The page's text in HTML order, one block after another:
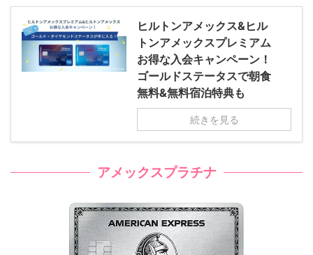
ヒルトンアメックス&ヒル
トンアメックスプレミアム
お得な入会キャンペーン！
ゴールドステータスで朝食
無料&無料宿泊特典も
続きを見る
アメックスプラチナ